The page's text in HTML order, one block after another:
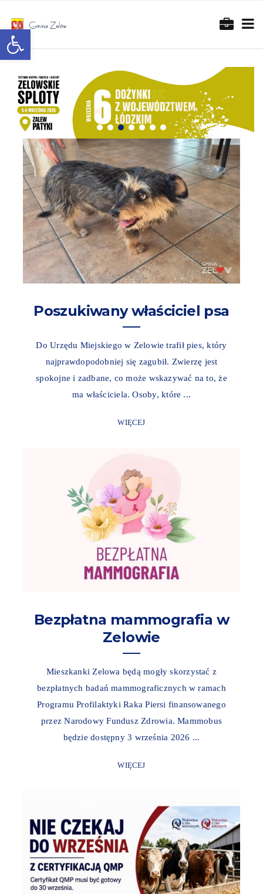
Otwórz pasek narzędzi
Poszukiwany właściciel psa
Do Urzędu Miejskiego w Zelowie trafił pies, który
najprawdopodobniej się zagubił. Zwierzę jest
spokojne i zadbane, co może wskazywać na to, że
ma właściciela. Osoby, które ...
WIĘCEJ
Bezpłatna mammografia w
Zelowie
Mieszkanki Zelowa będą mogły skorzystać z
bezpłatnych badań mammograficznych w ramach
Programu Profilaktyki Raka Piersi finansowanego
przez Narodowy Fundusz Zdrowia. Mammobus
będzie dostępny 3 września 2026 ...
WIĘCEJ